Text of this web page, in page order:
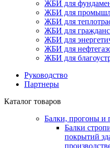
ЖБИ для
ЖБИ для
ЖБИ для
ЖБИ для
ЖБИ для
ЖБИ для
ЖБИ для
Руководство
Партнеры
Каталог товаров
Балки, прогоны и
Балки
покрытий